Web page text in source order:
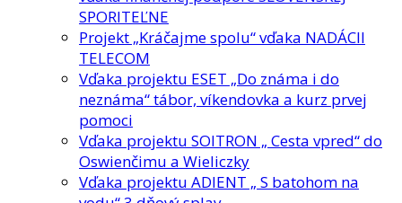
SPORITEĽNE
Projekt „Kráčajme spolu“ vďaka NADÁCII
TELECOM
Vďaka projektu ESET „Do známa i do
neznáma“ tábor, víkendovka a kurz prvej
pomoci
Vďaka projektu SOITRON „ Cesta vpred“ do
Oswienčimu a Wieliczky
Vďaka projektu ADIENT „ S batohom na